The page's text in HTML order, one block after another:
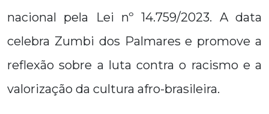
nacional pela Lei nº 14.759/2023. A data
celebra Zumbi dos Palmares e promove a
reflexão sobre a luta contra o racismo e a
valorização da cultura afro-brasileira.